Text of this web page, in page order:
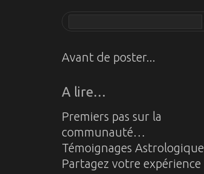
Avant de poster...
A lire…
Premiers pas sur la
communauté…
Témoignages
Partagez votre expérience